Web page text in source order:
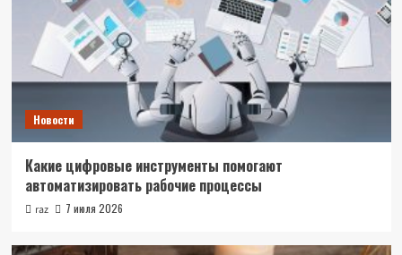
Новости
Какие цифровые инструменты помогают
автоматизировать рабочие процессы
raz 7 июля 2026